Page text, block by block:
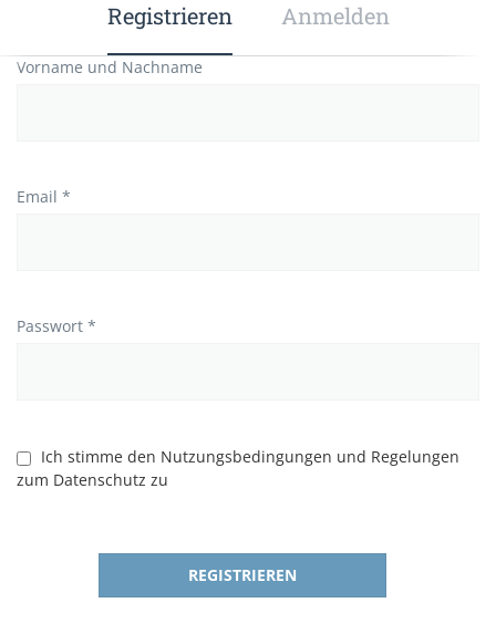
Registrieren Anmelden
Vorname und Nachname
Email *
Passwort *
Ich stimme den Nutzungsbedingungen und Regelungen
zum Datenschutz zu